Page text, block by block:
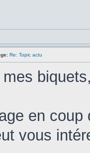
Re: Topic actu
en coup
vous